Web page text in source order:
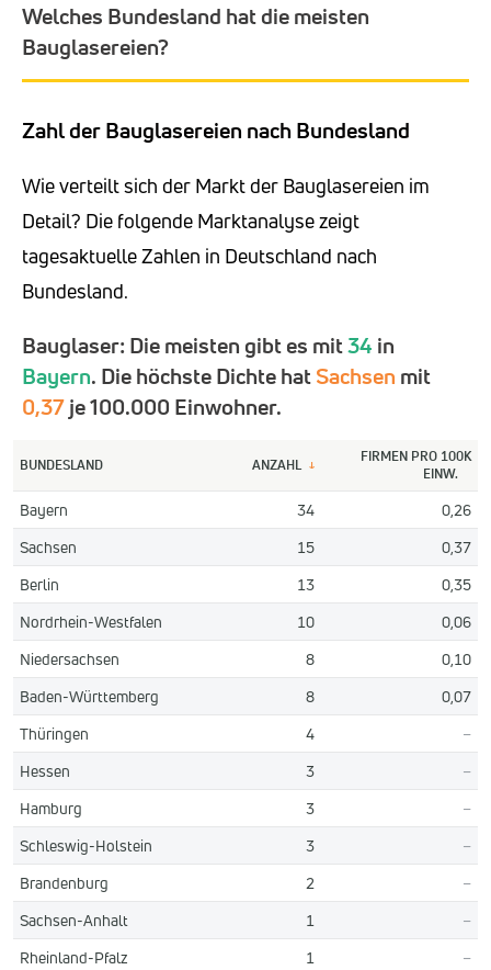
Welches Bundesland hat die meisten
Bauglasereien?
Zahl der Bauglasereien nach Bundesland
Wie verteilt sich der Markt der Bauglasereien im
Detail? Die folgende Marktanalyse zeigt
tagesaktuelle Zahlen in Deutschland nach
Bundesland.
Bauglaser: Die meisten gibt es mit34 in
Bayern. Die höchste Dichte hatSachsen mit
0,37je 100.000 Einwohner.
BUNDESLAND ANZAHL ↓
FIRMEN PRO 100K
EINW.
Bayern 34
0,26
Sachsen
15
0,37
Berlin
13
0,35
Nordrhein-Westfalen
10
0,06
Niedersachsen
8
0,10
Baden-Württemberg
8
0,07
Thüringen
4
–
Hessen
3
–
Hamburg
3
–
Schleswig-Holstein
3
–
Brandenburg
2
–
Sachsen-Anhalt
1
–
Rheinland-Pfalz
1
–